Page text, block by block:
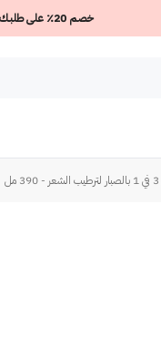
خصم 20٪ على طلبك الأول باستخدام كود NEW20